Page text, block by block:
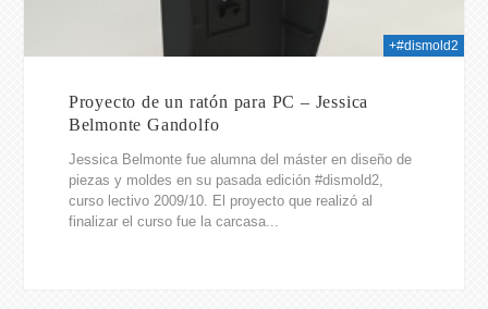
+#dismold2
Proyecto de un ratón para PC – Jessica
Belmonte Gandolfo
Jessica Belmonte fue alumna del máster en diseño de
piezas y moldes en su pasada edición #dismold2,
curso lectivo 2009/10. El proyecto que realizó al
finalizar el curso fue la carcasa...